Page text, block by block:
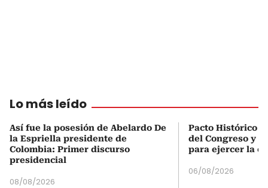
Lo más leído
Así fue la posesión de Abelardo De
la Espriella presidente de
Colombia: Primer discurso
presidencial
08/08/2026
Pacto Histórico
del Congreso y
para ejercer la
06/08/2026